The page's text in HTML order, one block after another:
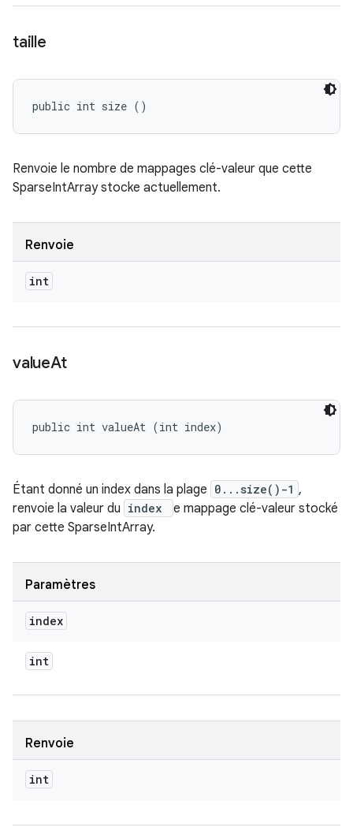
taille
public int size ()
Renvoie le nombre de mappages clé-valeur que cette
SparseIntArray stocke actuellement.
Renvoie
int
valueAt
public int valueAt (int index)
Étant donné un index dans la plage 0...size()-1 ,
renvoie la valeur du index
e mappage clé-valeur stocké
par cette SparseIntArray.
Paramètres
index
int
Renvoie
int